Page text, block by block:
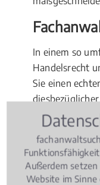
In einem so
Handelsrecht
Sie einen
Expertise.
Fachanwalt in
kurze Wege,
Außerdem
Website im Sinne